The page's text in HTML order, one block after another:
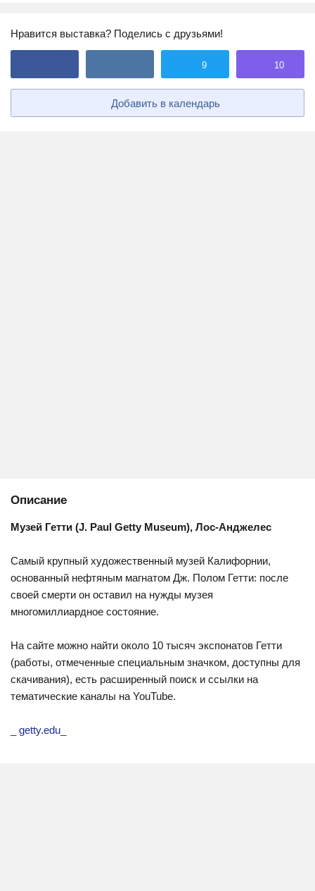
Нравится выставка? Поделись с друзьями!
9 10
Добавить в календарь
Описание
Музей Гетти (J. Paul Getty Museum), Лос-Анджелес
Самый крупный художественный музей Калифорнии,
основанный нефтяным магнатом Дж. Полом Гетти: после
своей смерти он оставил на нужды музея
многомиллиардное состояние.
На сайте можно найти около 10 тысяч экспонатов Гетти
(работы, отмеченные специальным значком, доступны для
скачивания), есть расширенный поиск и ссылки на
тематические каналы на YouTube.
_ getty.edu_